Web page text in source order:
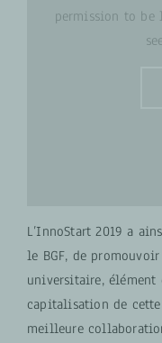
permission to be
L’InnoStart 2019 a
le BGF, de
universitaire, élément
capitalisation de
meilleure